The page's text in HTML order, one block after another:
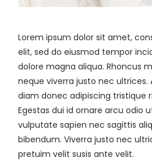
Lorem ipsum dolor sit amet,
elit, sed do eiusmod tempor
dolore magna aliqua. Rhoncus
neque viverra justo nec ultrices.
diam donec adipiscing tristique
Egestas dui id ornare arcu odio
vulputate sapien nec sagittis
bibendum. Viverra justo nec
pretuim velit susis ante velit.